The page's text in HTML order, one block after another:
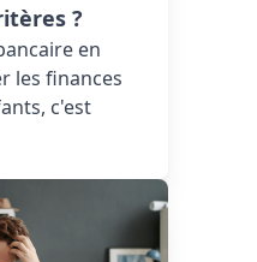
?
en
les finances
c'est